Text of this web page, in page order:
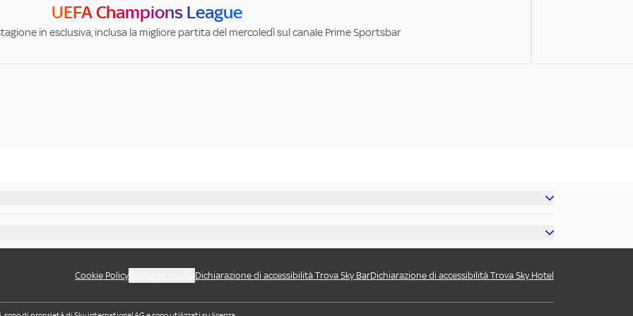
UEFA Champions League
in esclusiva, inclusa la migliore partita del mercoledì sul canale Prime Sportsbar
Cookie Policy Dichiarazione di accessibilità Trova Sky BarDichiarazione di accessibilità Trova Sky Hotel